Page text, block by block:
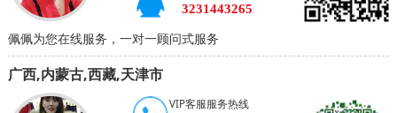
3231443265
佩佩为您在线服务，一对一顾问式服务
广西,内蒙古,西藏,天津市
VIP客服服务热线